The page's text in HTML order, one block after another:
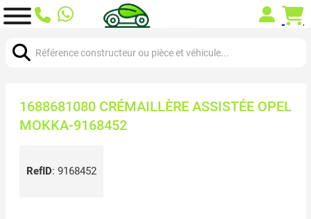
1688681080 CRÉMAILLÈRE ASSISTÉE OPEL
MOKKA-9168452
RefID: 9168452